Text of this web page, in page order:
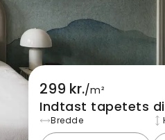
299 kr./m²
Indtast tapetets
Bredde